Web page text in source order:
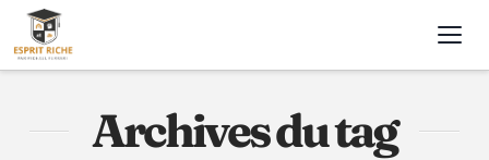
Archives du tag